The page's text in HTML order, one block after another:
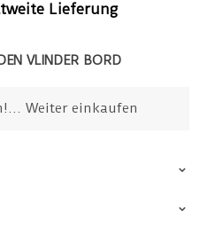
Lieferung
VLINDER BORD
Weiter einkaufen